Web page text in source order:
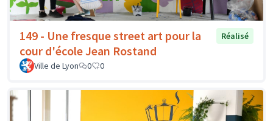
149 - Une fresque street art pour la
cour d'école Jean Rostand
Réalisé
Ville de Lyon 0 0